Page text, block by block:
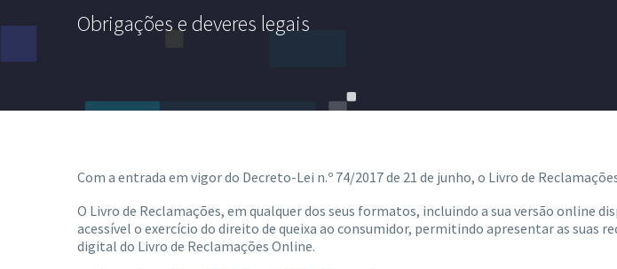
Obrigações e deveres legais
Com a entrada em vigor do Decreto-Lei n.º 74/2017 de 21 de junho, o Livro de
O Livro de Reclamações, em qualquer dos seus formatos, incluindo a sua versão online
acessível o exercício do direito de queixa ao consumidor, permitindo apresentar as
digital do Livro de Reclamações Online.